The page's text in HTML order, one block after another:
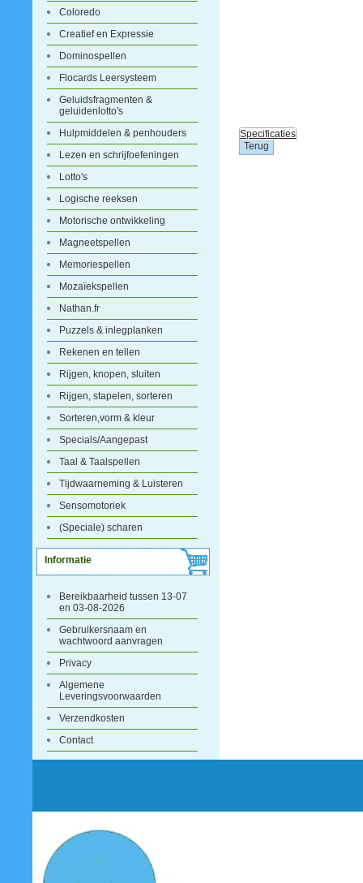
Coloredo
Creatief en Expressie
Dominospellen
Flocards Leersysteem
Geluidsfragmenten &
geluidenlotto's
Hulpmiddelen & penhouders
Lezen en schrijfoefeningen
Lotto's
Logische reeksen
Motorische ontwikkeling
Magneetspellen
Memoriespellen
Mozaïekspellen
Nathan.fr
Puzzels & inlegplanken
Rekenen en tellen
Rijgen, knopen, sluiten
Rijgen, stapelen, sorteren
Sorteren,vorm & kleur
Specials/Aangepast
Taal & Taalspellen
Tijdwaarneming & Luisteren
Sensomotoriek
(Speciale) scharen
Informatie
Bereikbaarheid tussen 13-07
en 03-08-2026
Gebruikersnaam en
wachtwoord aanvragen
Privacy
Algemene
Leveringsvoorwaarden
Verzendkosten
Contact
Specificaties